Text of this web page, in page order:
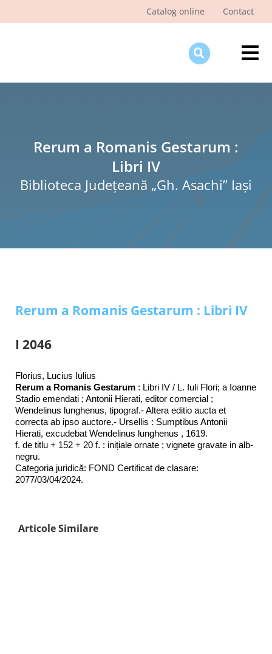
Catalog online Contact
Rerum a Romanis Gestarum :
Libri IV
Biblioteca Judeţeană „Gh. Asachi” Iaşi
Rerum a Romanis Gestarum : Libri IV
I 2046
Florius, Lucius Iulius
Rerum a Romanis Gestarum : Libri IV / L. Iuli Flori; a Ioanne
Stadio emendati ; Antonii Hierati, editor comercial ;
Wendelinus lunghenus, tipograf.- Altera editio aucta et
correcta ab ipso auctore.- Ursellis : Sumptibus Antonii
Hierati, excudebat Wendelinus lunghenus , 1619.
f. de titlu + 152 + 20 f. : inițiale ornate ; vignete gravate in alb-
negru.
Categoria juridică: FOND Certificat de clasare:
2077/03/04/2024.
Articole Similare